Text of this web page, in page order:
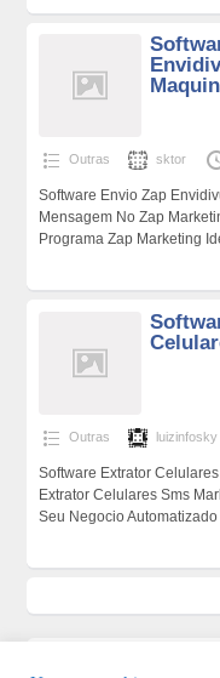
Outras sktor
Software Envio Zap
Mensagem No Zap
Programa Zap Marketing
Outras luizinfosky
Software Extrator
Extrator Celulares Sms
Seu Negocio